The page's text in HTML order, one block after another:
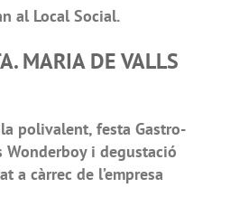
al Local Social.
MARIA DE VALLS
polivalent, festa Gastro-
Wonderboy i degustació
a càrrec de l’empresa